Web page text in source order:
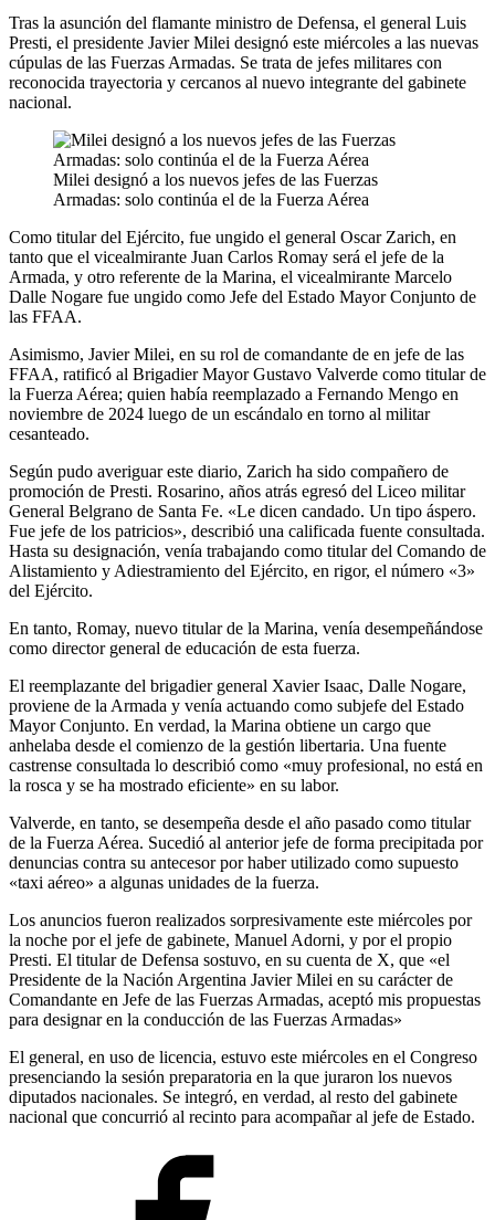
Tras la asunción del flamante ministro de Defensa, el general Luis
Presti, el presidente Javier Milei designó este miércoles a las nuevas
cúpulas de las Fuerzas Armadas. Se trata de jefes militares con
reconocida trayectoria y cercanos al nuevo integrante del gabinete
nacional.
Milei designó a los nuevos jefes de las Fuerzas
Armadas: solo continúa el de la Fuerza Aérea
Como titular del Ejército, fue ungido el general Oscar Zarich, en
tanto que el vicealmirante Juan Carlos Romay será el jefe de la
Armada, y otro referente de la Marina, el vicealmirante Marcelo
Dalle Nogare fue ungido como Jefe del Estado Mayor Conjunto de
las FFAA.
Asimismo, Javier Milei, en su rol de comandante de en jefe de las
FFAA, ratificó al Brigadier Mayor Gustavo Valverde como titular de
la Fuerza Aérea; quien había reemplazado a Fernando Mengo en
noviembre de 2024 luego de un escándalo en torno al militar
cesanteado.
Según pudo averiguar este diario, Zarich ha sido compañero de
promoción de Presti. Rosarino, años atrás egresó del Liceo militar
General Belgrano de Santa Fe. «Le dicen candado. Un tipo áspero.
Fue jefe de los patricios», describió una calificada fuente consultada.
Hasta su designación, venía trabajando como titular del Comando de
Alistamiento y Adiestramiento del Ejército, en rigor, el número «3»
del Ejército.
En tanto, Romay, nuevo titular de la Marina, venía desempeñándose
como director general de educación de esta fuerza.
El reemplazante del brigadier general Xavier Isaac, Dalle Nogare,
proviene de la Armada y venía actuando como subjefe del Estado
Mayor Conjunto. En verdad, la Marina obtiene un cargo que
anhelaba desde el comienzo de la gestión libertaria. Una fuente
castrense consultada lo describió como «muy profesional, no está en
la rosca y se ha mostrado eficiente» en su labor.
Valverde, en tanto, se desempeña desde el año pasado como titular
de la Fuerza Aérea. Sucedió al anterior jefe de forma precipitada por
denuncias contra su antecesor por haber utilizado como supuesto
«taxi aéreo» a algunas unidades de la fuerza.
Los anuncios fueron realizados sorpresivamente este miércoles por
la noche por el jefe de gabinete, Manuel Adorni, y por el propio
Presti. El titular de Defensa sostuvo, en su cuenta de X, que «el
Presidente de la Nación Argentina Javier Milei en su carácter de
Comandante en Jefe de las Fuerzas Armadas, aceptó mis propuestas
para designar en la conducción de las Fuerzas Armadas»
El general, en uso de licencia, estuvo este miércoles en el Congreso
presenciando la sesión preparatoria en la que juraron los nuevos
diputados nacionales. Se integró, en verdad, al resto del gabinete
nacional que concurrió al recinto para acompañar al jefe de Estado.